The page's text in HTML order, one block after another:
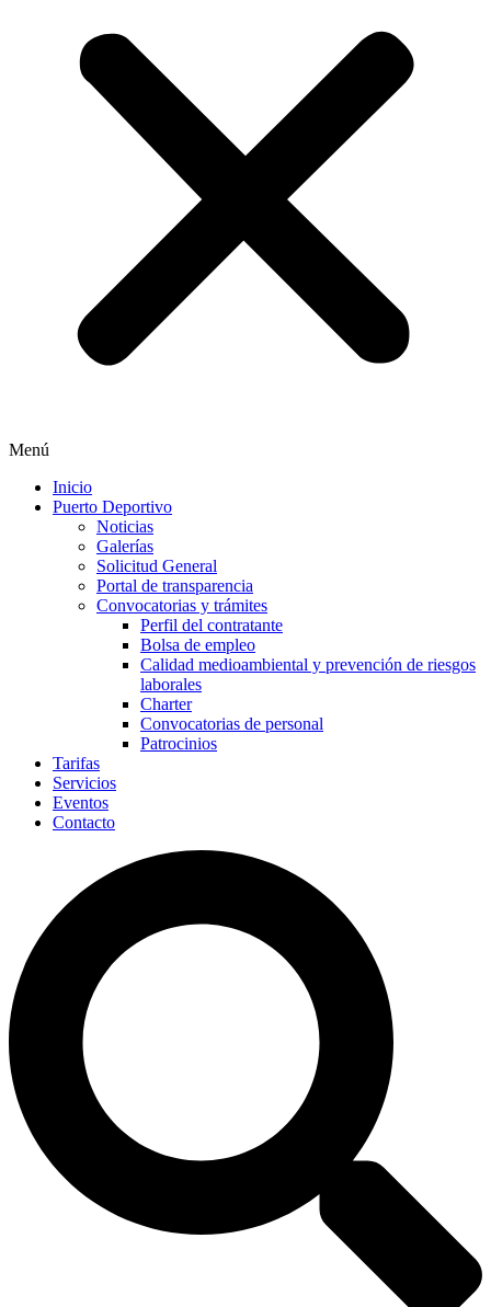
Menú
Inicio
Puerto Deportivo
Noticias
Galerías
Solicitud General
Portal de transparencia
Convocatorias y trámites
Perfil del contratante
Bolsa de empleo
Calidad medioambiental y prevención de riesgos
laborales
Charter
Convocatorias de personal
Patrocinios
Tarifas
Servicios
Eventos
Contacto